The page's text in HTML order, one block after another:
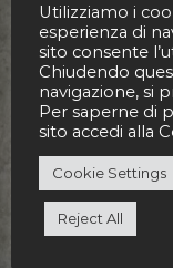
Utilizziamo i
esperienza di
sito consente
Chiudendo
navigazione, si
Per saperne di
sito accedi alla
Cookie Settings
Reject All